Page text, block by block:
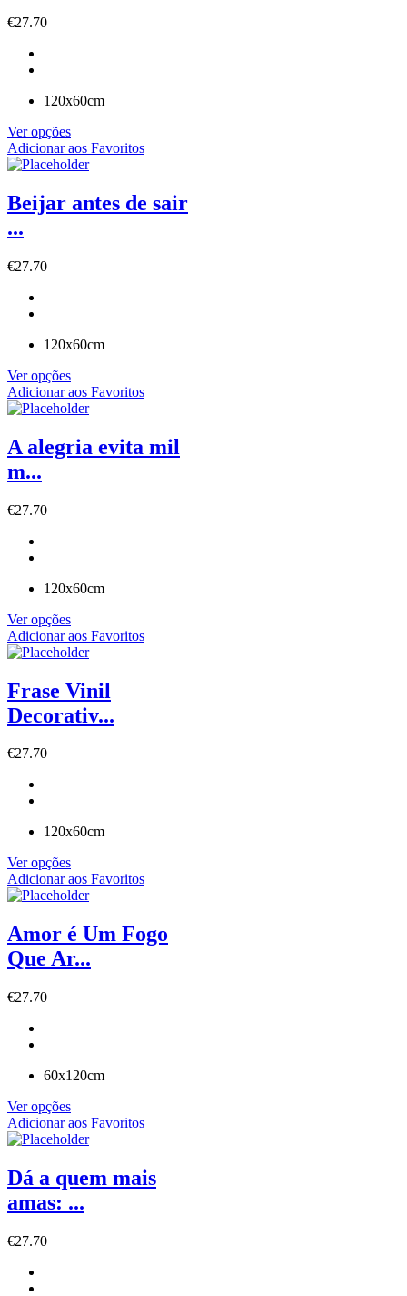
€27.70
120x60cm
Ver opções
Adicionar aos Favoritos
Beijar antes de sair
...
€27.70
120x60cm
Ver opções
Adicionar aos Favoritos
A alegria evita mil
m...
€27.70
120x60cm
Ver opções
Adicionar aos Favoritos
Frase Vinil
Decorativ...
€27.70
120x60cm
Ver opções
Adicionar aos Favoritos
Amor é Um Fogo
Que Ar...
€27.70
60x120cm
Ver opções
Adicionar aos Favoritos
Dá a quem mais
amas: ...
€27.70